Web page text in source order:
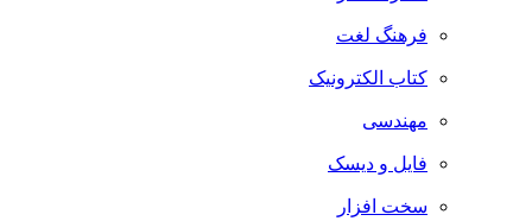
فرهنگ لغت
کتاب الکترونیک
مهندسی
فایل و دیسک
سخت افزار